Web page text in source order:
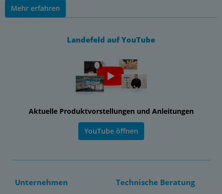
Mehr erfahren
Landefeld auf YouTube
Aktuelle Produktvorstellungen und Anleitungen
YouTube öffnen
Unternehmen Technische Beratung